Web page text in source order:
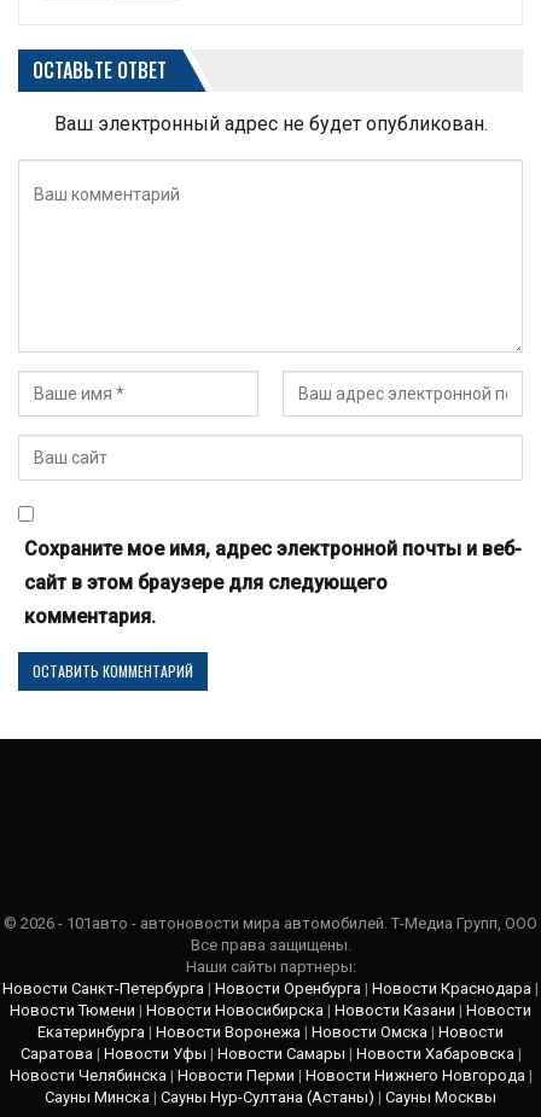
ОСТАВЬТЕ ОТВЕТ
Ваш электронный адрес не будет опубликован.
Сохраните мое имя, адрес электронной почты и веб-
сайт в этом браузере для следующего
комментария.
© 2026 - 101авто - автоновости мира автомобилей. Т-Медиа Групп, ООО
Все права защищены.
Наши сайты партнеры:
Новости Санкт-Петербурга | Новости Оренбурга | Новости Краснодара |
Новости Тюмени | Новости Новосибирска | Новости Казани | Новости
Екатеринбурга | Новости Воронежа | Новости Омска | Новости
Саратова| Новости Уфы | Новости Самары | Новости Хабаровска|
Новости Челябинска| Новости Перми | Новости Нижнего Новгорода|
Сауны Минска | Сауны Нур-Султана (Астаны) | Сауны Москвы